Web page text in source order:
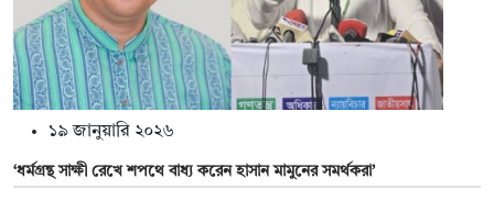
১৯ জানুয়ারি ২০২৬
‘ধর্মগ্রন্থ সাক্ষী রেখে শপথে বাধ্য করেন হাসান মামুনের সমর্থকরা’